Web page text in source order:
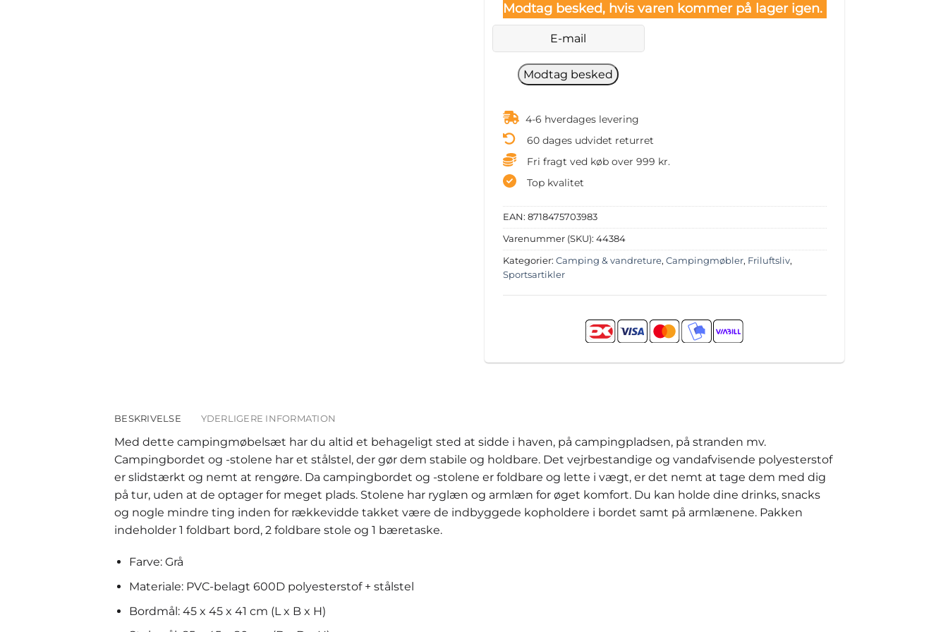
Modtag besked, hvis varen kommer på lager igen.
4-6 hverdages levering
60 dages udvidet returret
Fri fragt ved køb over 999 kr.
Top kvalitet
EAN: 8718475703983
Varenummer (SKU): 44384
Kategorier: Camping & vandreture, Campingmøbler, Friluftsliv,
Sportsartikler
BESKRIVELSE YDERLIGERE INFORMATION
Med dette campingmøbelsæt har du altid et behageligt sted at sidde i haven, på campingpladsen, på stranden mv.
Campingbordet og -stolene har et stålstel, der gør dem stabile og holdbare. Det vejrbestandige og vandafvisende polyesterstof
er slidstærkt og nemt at rengøre. Da campingbordet og -stolene er foldbare og lette i vægt, er det nemt at tage dem med dig
på tur, uden at de optager for meget plads. Stolene har ryglæn og armlæn for øget komfort. Du kan holde dine drinks, snacks
og nogle mindre ting inden for rækkevidde takket være de indbyggede kopholdere i bordet samt på armlænene. Pakken
indeholder 1 foldbart bord, 2 foldbare stole og 1 bæretaske.
Farve: Grå
Materiale: PVC-belagt 600D polyesterstof + stålstel
Bordmål: 45 x 45 x 41 cm (L x B x H)